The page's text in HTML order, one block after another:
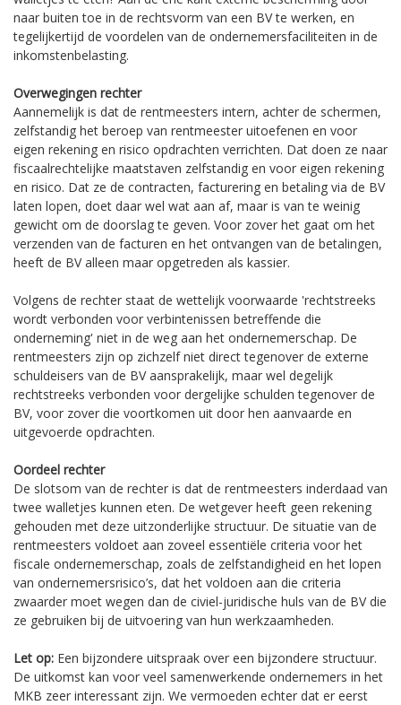
naar buiten toe in de rechtsvorm van een BV te werken, en
tegelijkertijd de voordelen van de ondernemersfaciliteiten in de
inkomstenbelasting.
Overwegingen rechter
Aannemelijk is dat de rentmeesters intern, achter de schermen,
zelfstandig het beroep van rentmeester uitoefenen en voor
eigen rekening en risico opdrachten verrichten. Dat doen ze naar
fiscaalrechtelijke maatstaven zelfstandig en voor eigen rekening
en risico. Dat ze de contracten, facturering en betaling via de BV
laten lopen, doet daar wel wat aan af, maar is van te weinig
gewicht om de doorslag te geven. Voor zover het gaat om het
verzenden van de facturen en het ontvangen van de betalingen,
heeft de BV alleen maar opgetreden als kassier.
Volgens de rechter staat de wettelijk voorwaarde 'rechtstreeks
wordt verbonden voor verbintenissen betreffende die
onderneming' niet in de weg aan het ondernemerschap. De
rentmeesters zijn op zichzelf niet direct tegenover de externe
schuldeisers van de BV aansprakelijk, maar wel degelijk
rechtstreeks verbonden voor dergelijke schulden tegenover de
BV, voor zover die voortkomen uit door hen aanvaarde en
uitgevoerde opdrachten.
Oordeel rechter
De slotsom van de rechter is dat de rentmeesters inderdaad van
twee walletjes kunnen eten. De wetgever heeft geen rekening
gehouden met deze uitzonderlijke structuur. De situatie van de
rentmeesters voldoet aan zoveel essentiële criteria voor het
fiscale ondernemerschap, zoals de zelfstandigheid en het lopen
van ondernemersrisico’s, dat het voldoen aan die criteria
zwaarder moet wegen dan de civiel-juridische huls van de BV die
ze gebruiken bij de uitvoering van hun werkzaamheden.
Let op: Een bijzondere uitspraak over een bijzondere structuur.
De uitkomst kan voor veel samenwerkende ondernemers in het
MKB zeer interessant zijn. We vermoeden echter dat er eerst